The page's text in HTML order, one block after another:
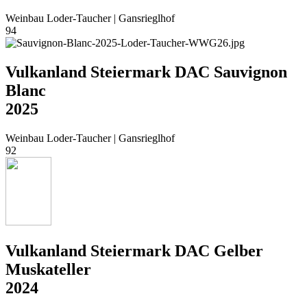
Weinbau Loder-Taucher | Gansrieglhof
94
Vulkanland Steiermark DAC Sauvignon
Blanc
2025
Weinbau Loder-Taucher | Gansrieglhof
92
Vulkanland Steiermark DAC Gelber
Muskateller
2024